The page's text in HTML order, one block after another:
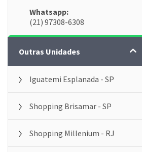
Whatsapp:
(21) 97308-6308
AGENDE UMA AVALIAÇÃO GRÁTIS
Outras Unidades
Iguatemi Esplanada - SP
Shopping Brisamar - SP
Shopping Millenium - RJ